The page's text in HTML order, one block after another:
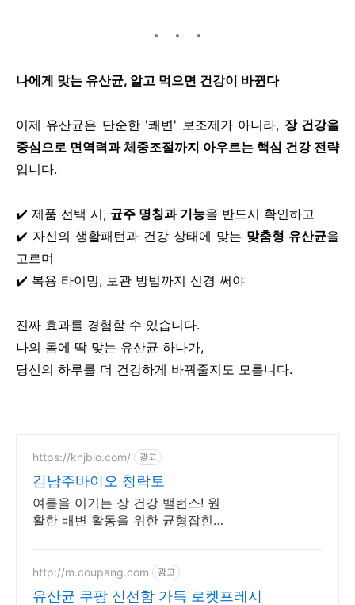
나에게 맞는 유산균, 알고 먹으면 건강이 바뀐다
이제 유산균은 단순한 '쾌변' 보조제가 아니라, 장 건강을
중심으로 면역력과 체중조절까지 아우르는 핵심 건강 전략
입니다.
✔️ 제품 선택 시, 균주 명칭과 기능을 반드시 확인하고
✔️ 자신의 생활패턴과 건강 상태에 맞는 맞춤형 유산균을
고르며
✔️ 복용 타이밍, 보관 방법까지 신경 써야
진짜 효과를 경험할 수 있습니다.
나의 몸에 딱 맞는 유산균 하나가,
당신의 하루를 더 건강하게 바꿔줄지도 모릅니다.
https://knjbio.com/ 광고
김남주바이오 청락토
여름을 이기는 장 건강 밸런스! 원
활한 배변 활동을 위한 균형잡힌
http://m.coupang.com 광고
유산균 쿠팡 신선함 가득 로켓프레시